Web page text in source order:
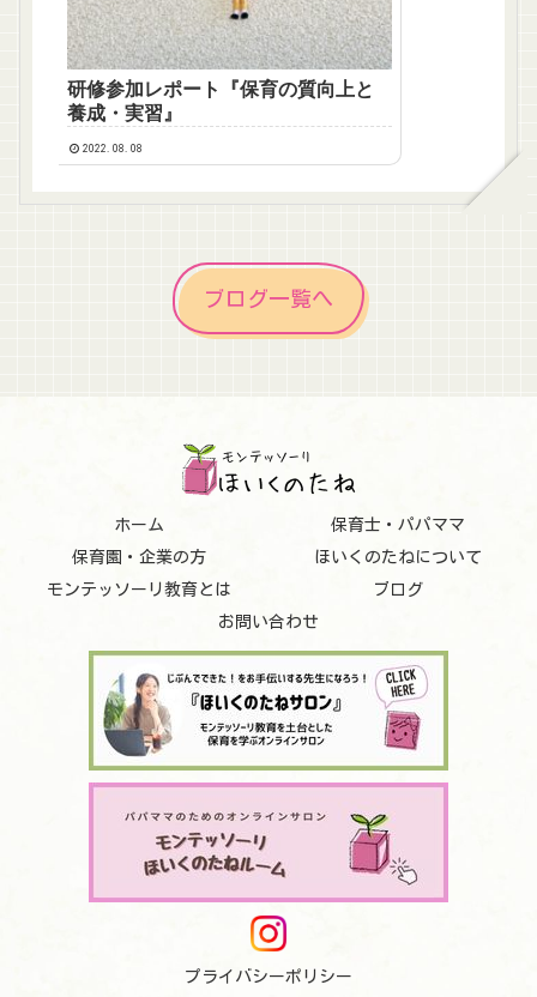
研修参加レポート『保育の質向上と
養成・実習』
2022.08.08
ブログ一覧へ
ホーム
保育士・パパママ
保育園・企業の方
ほいくのたねについて
モンテッソーリ教育とは
ブログ
お問い合わせ
プライバシーポリシー